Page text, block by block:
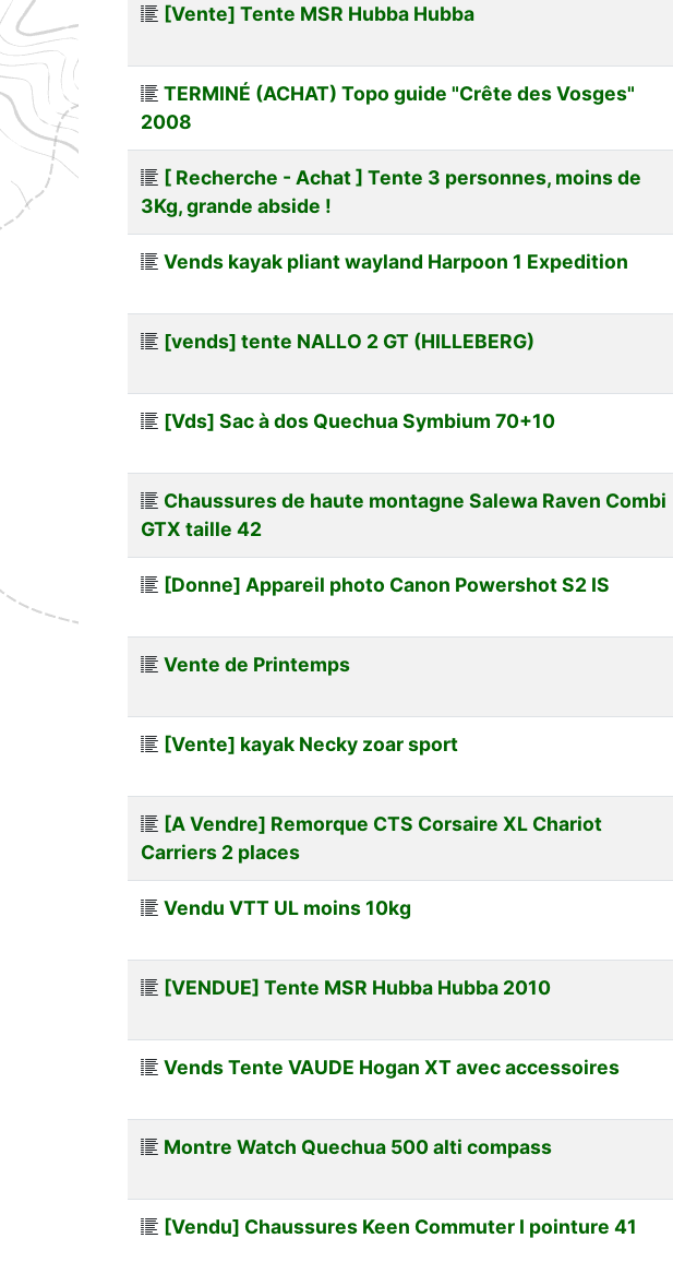
[Vente] Tente MSR Hubba Hubba
TERMINÉ (ACHAT) Topo guide "Crête des Vosges"
2008
[ Recherche - Achat ] Tente 3 personnes, moins de
3Kg, grande abside !
Vends kayak pliant wayland Harpoon 1 Expedition
[vends] tente NALLO 2 GT (HILLEBERG)
[Vds] Sac à dos Quechua Symbium 70+10
Chaussures de haute montagne Salewa Raven Combi
GTX taille 42
[Donne] Appareil photo Canon Powershot S2 IS
Vente de Printemps
[Vente] kayak Necky zoar sport
[A Vendre] Remorque CTS Corsaire XL Chariot
Carriers 2 places
Vendu VTT UL moins 10kg
[VENDUE] Tente MSR Hubba Hubba 2010
Vends Tente VAUDE Hogan XT avec accessoires
Montre Watch Quechua 500 alti compass
[Vendu] Chaussures Keen Commuter I pointure 41